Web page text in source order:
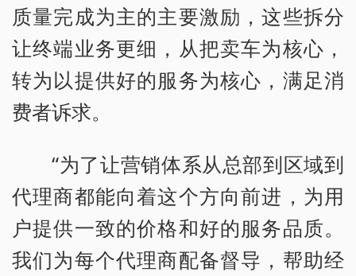
质量完成为主的主要激励，这些拆分
让终端业务更细，从把卖车为核心，
转为以提供好的服务为核心，满足消
费者诉求。
“为了让营销体系从总部到区域到
代理商都能向着这个方向前进，为用
户提供一致的价格和好的服务品质。
我们为每个代理商配备督导，帮助经